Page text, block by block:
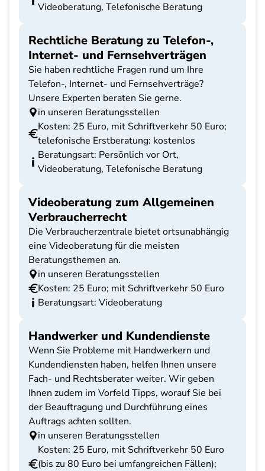
Videoberatung, Telefonische Beratung
Rechtliche Beratung zu Telefon-,
Internet- und Fernsehverträgen
Sie haben rechtliche Fragen rund um Ihre
Telefon-, Internet- und Fernsehverträge?
Unsere Experten beraten Sie gerne.
in unseren Beratungsstellen
Kosten: 25 Euro, mit Schriftverkehr 50 Euro;
telefonische Erstberatung: kostenlos
Beratungsart: Persönlich vor Ort,
Videoberatung, Telefonische Beratung
Videoberatung zum Allgemeinen
Verbraucherrecht
Die Verbraucherzentrale bietet ortsunabhängig
eine Videoberatung für die meisten
Beratungsthemen an.
in unseren Beratungsstellen
Kosten: 25 Euro; mit Schriftverkehr 50 Euro
Beratungsart: Videoberatung
Handwerker und Kundendienste
Wenn Sie Probleme mit Handwerkern und
Kundendiensten haben, helfen Ihnen unsere
Fach- und Rechtsberater weiter. Wir geben
Ihnen zudem im Vorfeld Tipps, worauf Sie bei
der Beauftragung und Durchführung eines
Auftrags achten sollten.
in unseren Beratungsstellen
Kosten: 25 Euro, mit Schriftverkehr 50 Euro
(bis zu 80 Euro bei umfangreichen Fällen);